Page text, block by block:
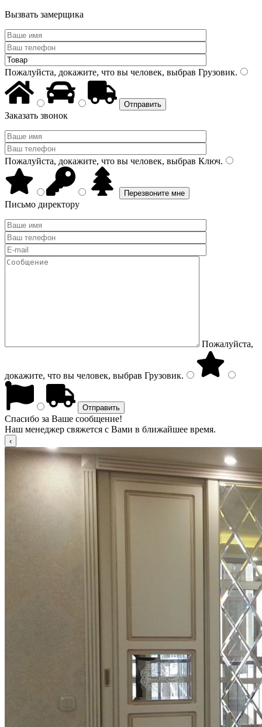
Вызвать замерщика
Пожалуйста, докажите, что вы человек, выбрав Грузовик.
Заказать звонок
Пожалуйста, докажите, что вы человек, выбрав Ключ.
Письмо директору
Пожалуйста,
докажите, что вы человек, выбрав Грузовик.
Спасибо за Ваше сообщение!
Наш менеджер свяжется с Вами в ближайшее время.